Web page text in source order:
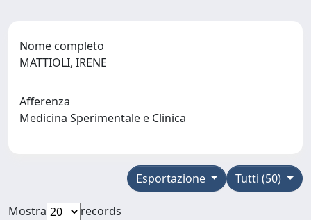
Nome completo
MATTIOLI, IRENE
Afferenza
Medicina Sperimentale e Clinica
Tutti (50)
Esportazione
Mostra
records